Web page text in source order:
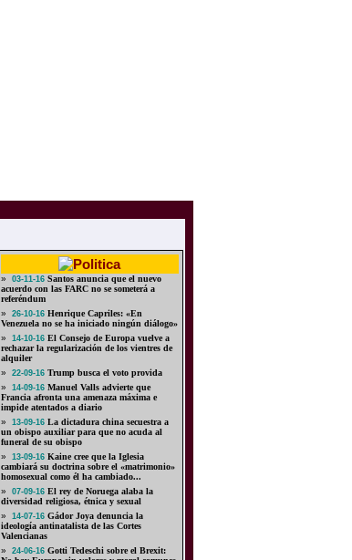
» 03-11-16Santos anuncia que el nuevo
acuerdo con las FARC no se someterá a
referéndum
»
26-10-16Henrique Capriles: «En
Venezuela no se ha iniciado ningún diálogo»
»
14-10-16El Consejo de Europa vuelve a
rechazar la regularización de los vientres de
alquiler
»
22-09-16Trump busca el voto provida
»
14-09-16Manuel Valls advierte que
Francia afronta una amenaza máxima e
impide atentados a diario
»
13-09-16La dictadura china secuestra a
un obispo auxiliar para que no acuda al
funeral de su obispo
»
13-09-16Kaine cree que la Iglesia
cambiará su doctrina sobre el «matrimonio»
homosexual como él ha cambiado...
»
07-09-16El rey de Noruega alaba la
diversidad religiosa, étnica y sexual
»
14-07-16Gádor Joya denuncia la
ideología antinatalista de las Cortes
Valencianas
»
24-06-16Gotti Tedeschi sobre el Brexit: